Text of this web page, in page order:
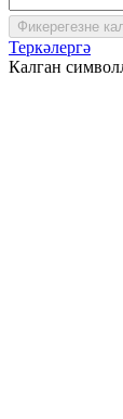
Фикерегезне
Теркәлергә
Калган